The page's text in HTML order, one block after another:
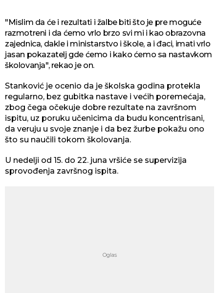
"Mislim da će i rezultati i žalbe biti što je pre moguće
razmotreni i da ćemo vrlo brzo svi mi i kao obrazovna
zajednica, dakle i ministarstvo i škole, a i đaci, imati vrlo
jasan pokazatelj gde ćemo i kako ćemo sa nastavkom
školovanja", rekao je on.
Stanković je ocenio da je školska godina protekla
regularno, bez gubitka nastave i većih poremećaja,
zbog čega očekuje dobre rezultate na završnom
ispitu, uz poruku učenicima da budu koncentrisani,
da veruju u svoje znanje i da bez žurbe pokažu ono
što su naučili tokom školovanja.
U nedelji od 15. do 22. juna vršiće se supervizija
sprovođenja završnog ispita.